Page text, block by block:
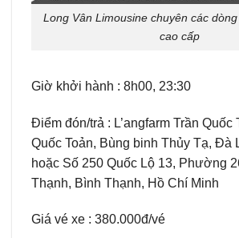
Long Vân Limousine chuyên các
cao cấp
Giờ khởi hành : 8h00, 23:30
Điểm đón/trả : L’angfarm Trần Quốc
Quốc Toản, Bùng binh Thủy Tạ, Đà
hoặc Số 250 Quốc Lộ 13, Phường
Thạnh, Bình Thạnh, Hồ Chí Minh
Giá vé xe : 380.000đ/vé